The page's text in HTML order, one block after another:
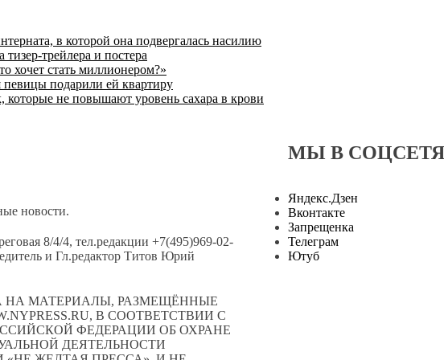
в которой она подвергалась насилию
трейлера и постера
хочет стать миллионером?»
певицы подарили ей квартиру
которые не повышают уровень сахара в крови
новости.
8/4/4, тел.редакции +7(495)969-02-
и Гл.редактор Титов Юрий
НА МАТЕРИАЛЫ, РАЗМЕЩЁННЫЕ
В СООТВЕТСТВИИ С
ФЕДЕРАЦИИ ОБ ОХРАНЕ
ДЕЯТЕЛЬНОСТИ
МЫ В
Яндекс.Дзен
Вконтакте
Запрещенка
Телеграм
Ютуб